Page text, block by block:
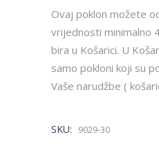
Ovaj poklon možete
vrijednosti minimalno
bira u Košarici. U
samo pokloni koji su
Vaše narudžbe (
SKU: 9029-30